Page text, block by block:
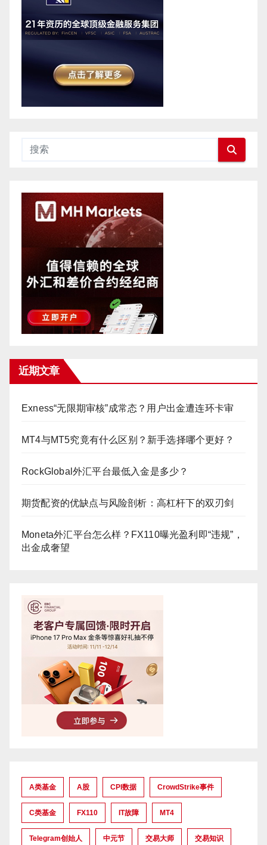
近期文章
Exness“无限期审核”成常态？用户出金遭连环卡审
MT4与MT5究竟有什么区别？新手选择哪个更好？
RockGlobal外汇平台最低入金是多少？
期货配资的优缺点与风险剖析：高杠杆下的双刃剑
Moneta外汇平台怎么样？FX110曝光盈利即“违规”，
出金成奢望
A类基金 A股 CPI数据 CrowdStrike事件
C类基金 FX110 IT故障 MT4
Telegram创始人 中元节 交易大师 交易知识